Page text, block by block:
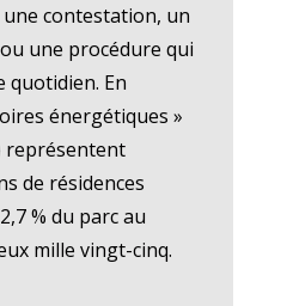
une contestation, un
une procédure qui
quotidien. En
énergétiques »
représentent
de résidences
% du parc au
mille vingt-cinq.